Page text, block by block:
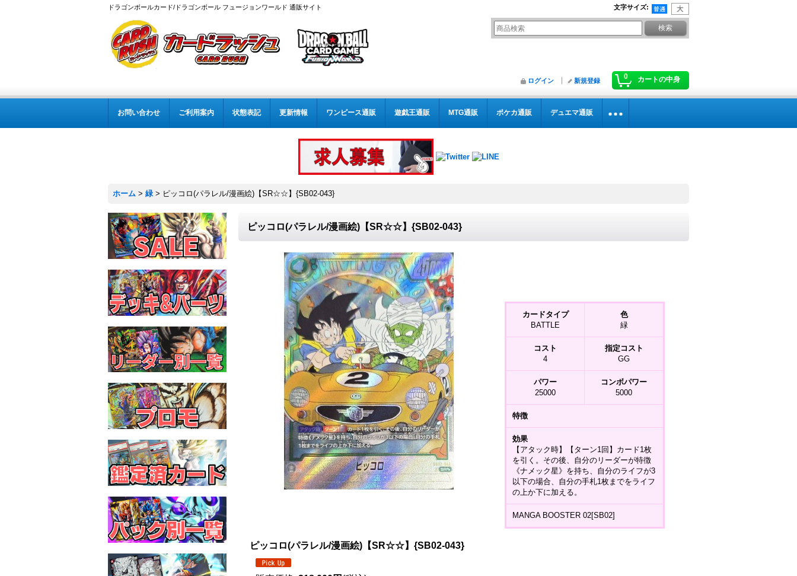
ドラゴンボールカード/ドラゴンボール フュージョンワールド 通販サイト 文字サイズ:
0 カートの中身
ログイン 新規登録
お問い合わせ ご利用案内 状態表記 更新情報 ワンピース通販 遊戯王通販 MTG通販 ポケカ通販 デュエマ通販
ホーム > 緑 > ピッコロ(パラレル/漫画絵)【SR☆☆】{SB02-043}
ピッコロ(パラレル/漫画絵)【SR☆☆】{SB02-043}
カードタイプ
BATTLE
色
緑
コスト
4
指定コスト
GG
パワー
25000
コンボパワー
5000
特徴
効果
【アタック時】【ターン1回】カード1枚
を引く。その後、自分のリーダーが特徴
《ナメック星》を持ち、自分のライフが3
以下の場合、自分の手札1枚までをライフ
の上か下に加える。
MANGA BOOSTER 02[SB02]
ピッコロ(パラレル/漫画絵)【SR☆☆】{SB02-043}